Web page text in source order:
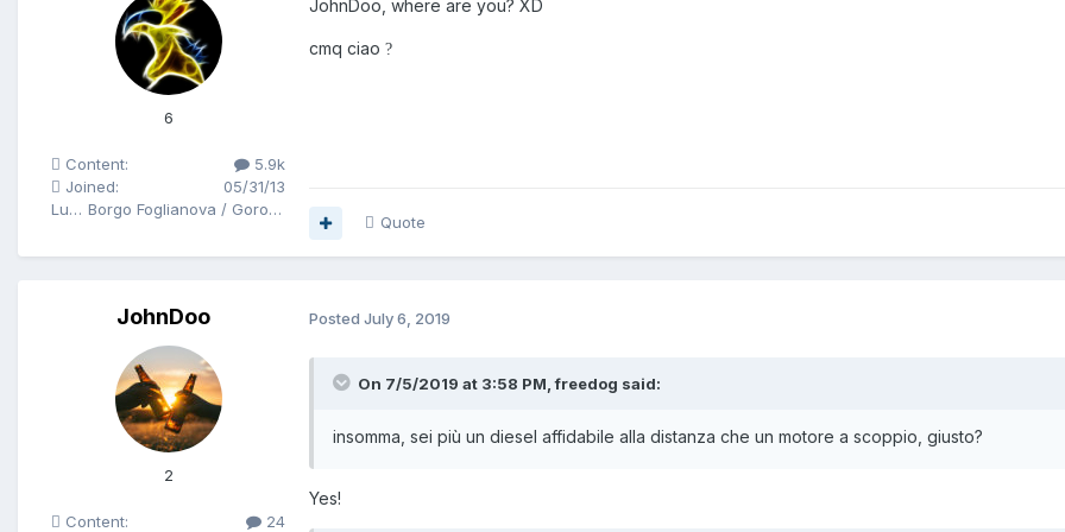
6
Content:
5.9k
Joined:
05/31/13
Luogo
Borgo Foglianova / Goro ho / Bari
JohnDoo, where are you? XD
cmq ciao ?
Quote
JohnDoo
2
Content: 24
Posted July 6, 2019
On 7/5/2019 at 3:58 PM, freedog said:
insomma, sei più un diesel affidabile alla distanza che un motore a scoppio, giusto?
Yes!